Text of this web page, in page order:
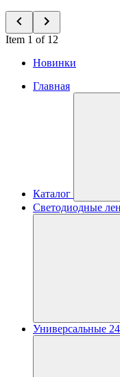
Item 1 of 12
Новинки
Главная
Каталог
Светодиодные
Универсальные